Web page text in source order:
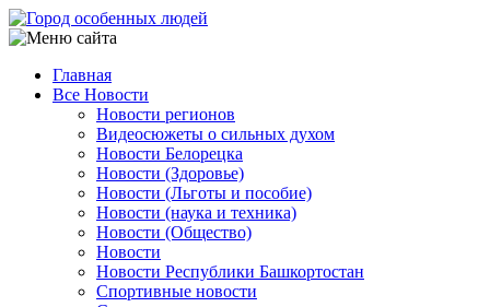
Перейти
к
содержанию
Main
navigation
Главная
Все Новости
Новости регионов
Видеосюжеты о сильных духом
Новости Белорецка
Новости (Здоровье)
Новости (Льготы и пособие)
Новости (наука и техника)
Новости (Общество)
Новости
Новости Республики Башкортостан
Спортивные новости